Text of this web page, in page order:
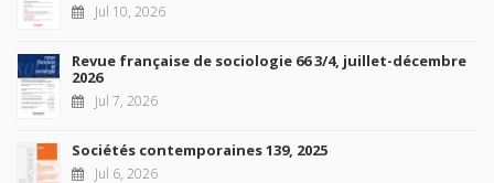
Jul 10, 2026
Revue française de sociologie 66 3/4, juillet-décembre
2026
Jul 7, 2026
Sociétés contemporaines 139, 2025
Jul 6, 2026